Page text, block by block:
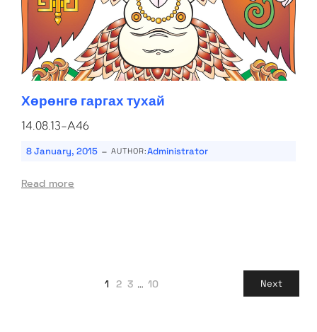
Хөрөнгө гаргах тухай
14.08.13-A46
8 January, 2015 - AUTHOR:Administrator
Read more
1 2 3 … 10 Next